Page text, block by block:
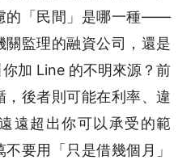
的「民間」是哪一種——
關監理的融資公司，還是
加 Line 的不明來源？前
後者則可能在利率、違
遠超出你可以承受的範
要用「只是借幾個月」